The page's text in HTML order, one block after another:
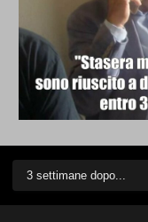
3 settimane dopo...